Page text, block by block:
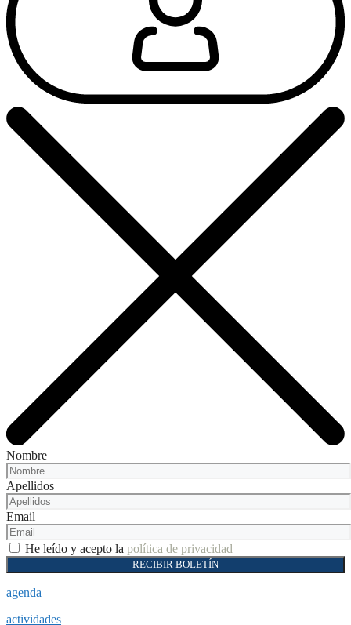
Nombre
Apellidos
Email
He leído y acepto la política de privacidad
RECIBIR BOLETÍN
agenda
actividades